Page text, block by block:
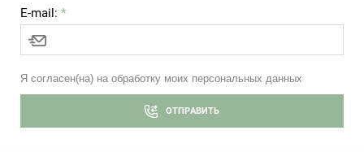
E-mail: *
Я согласен(на) на обработку моих персональных данных
ОТПРАВИТЬ